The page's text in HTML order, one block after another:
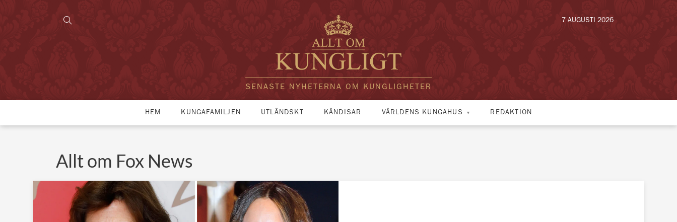
SENASTE NYHETERNA OM KUNGLIGHETER
7 AUGUSTI 2026
HEM KUNGAFAMILJEN UTLÄNDSKT KÄNDISAR VÄRLDENS KUNGAHUS REDAKTION
Allt om Fox News